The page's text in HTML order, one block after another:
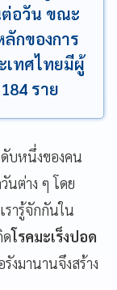
ต่อวัน ขณะ
กของการ
เทศไทยมีผู้
ราย
ดับหนึ่งของคน
นต่าง ๆ โดย
ารู้จักกันใน
ดโรคมะเร็งปอด
มานานจึงสร้าง